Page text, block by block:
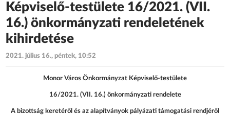
Képviselő-testülete 16/2021. (VII.
16.) önkormányzati rendeletének
kihirdetése
2021. július 16., péntek, 10:52
Monor Város Önkormányzat Képviselő-testülete
16/2021. (VII. 16.) önkormányzati rendelete
A bizottság keretéről és az alapítványok pályázati támogatási rendjéről